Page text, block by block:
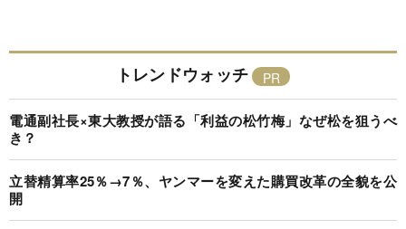
トレンドウォッチ
電通副社長×東大教授が語る「利益の松竹梅」なぜ松を狙うべ
き？
立替精算率25％→7％、ヤンマーを変えた購買改革の全貌を公
開